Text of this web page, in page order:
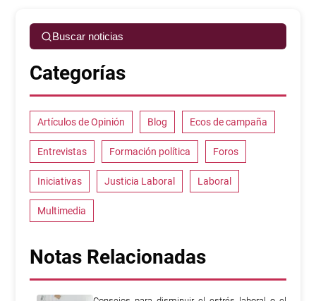
Buscar noticias
Categorías
Artículos de Opinión Blog Ecos de campaña
Entrevistas Formación política Foros
Iniciativas Justicia Laboral Laboral
Multimedia
Notas Relacionadas